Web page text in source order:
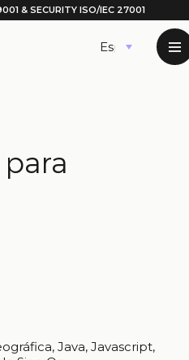
& SECURITY ISO/IEC 27001
Español
Java, Javascript,